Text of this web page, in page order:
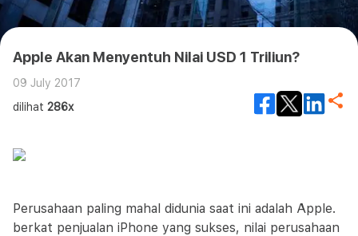
Apple Akan Menyentuh Nilai USD 1 Triliun?
09 July 2017
dilihat 286x
Perusahaan paling mahal didunia saat ini adalah Apple.
berkat penjualan iPhone yang sukses, nilai perusahaan